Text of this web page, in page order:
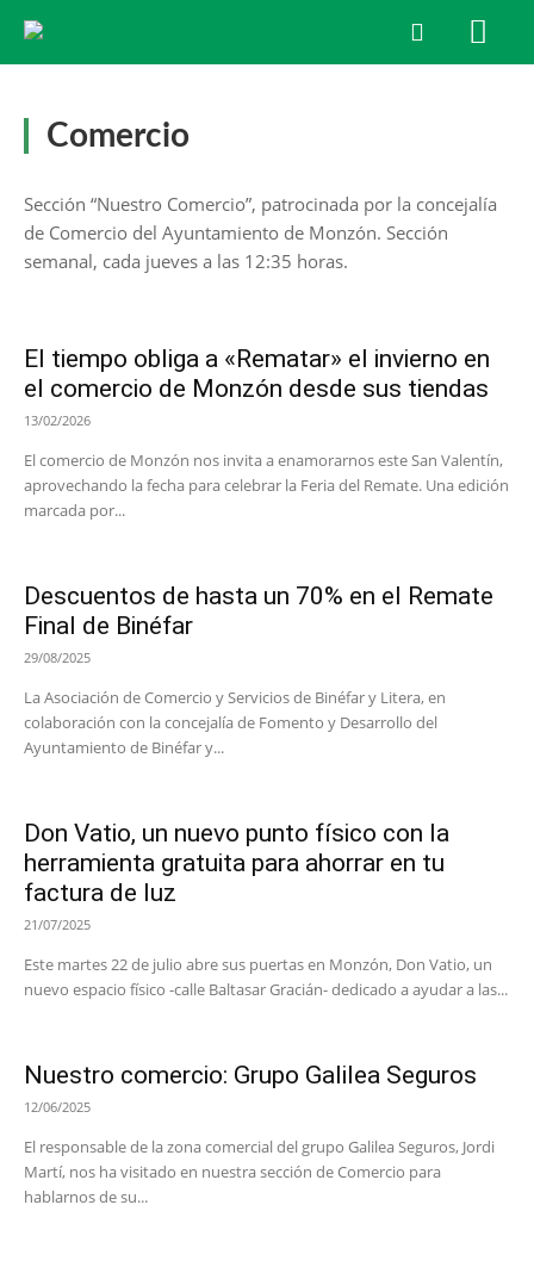
Comercio
Sección “Nuestro Comercio”, patrocinada por la concejalía
de Comercio del Ayuntamiento de Monzón. Sección
semanal, cada jueves a las 12:35 horas.
El tiempo obliga a «Rematar» el invierno en
el comercio de Monzón desde sus tiendas
13/02/2026
El comercio de Monzón nos invita a enamorarnos este San Valentín,
aprovechando la fecha para celebrar la Feria del Remate. Una edición
marcada por...
Descuentos de hasta un 70% en el Remate
Final de Binéfar
29/08/2025
La Asociación de Comercio y Servicios de Binéfar y Litera, en
colaboración con la concejalía de Fomento y Desarrollo del
Ayuntamiento de Binéfar y...
Don Vatio, un nuevo punto físico con la
herramienta gratuita para ahorrar en tu
factura de luz
21/07/2025
Este martes 22 de julio abre sus puertas en Monzón, Don Vatio, un
nuevo espacio físico -calle Baltasar Gracián- dedicado a ayudar a las...
Nuestro comercio: Grupo Galilea Seguros
12/06/2025
El responsable de la zona comercial del grupo Galilea Seguros, Jordi
Martí, nos ha visitado en nuestra sección de Comercio para
hablarnos de su...